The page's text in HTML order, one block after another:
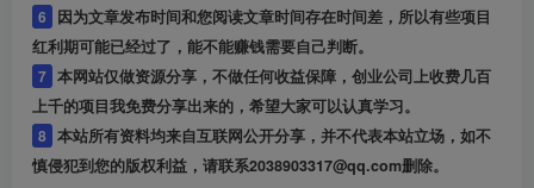
6
因为文章发布时间和您阅读文章时间存在时间差，所以有些项目
红利期可能已经过了，能不能赚钱需要自己判断。
7 本网站仅做资源分享，不做任何收益保障，创业公司上收费几百
上千的项目我免费分享出来的，希望大家可以认真学习。
8 本站所有资料均来自互联网公开分享，并不代表本站立场，如不
慎侵犯到您的版权利益，请联系2038903317@qq.com删除。